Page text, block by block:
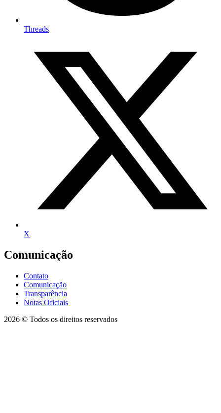
Threads
X
Comunicação
Contato
Comunicação
Transparência
Notas Oficiais
2026 © Todos os direitos reservados